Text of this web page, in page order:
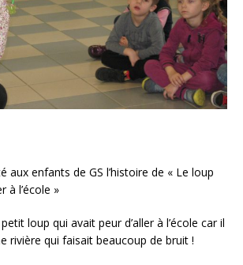
aux enfants de GS l’histoire de « Le loup
à l’école »
petit loup qui avait peur d’aller à l’école car il
rivière qui faisait beaucoup de bruit !